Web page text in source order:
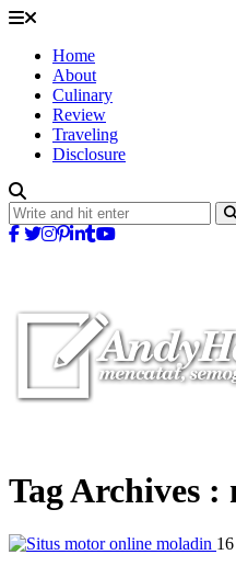
Home
About
Culinary
Review
Traveling
Disclosure
Tag Archives :